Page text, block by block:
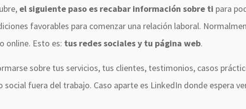
el siguiente paso es recabar información sobre ti para
favorables para comenzar una relación laboral.
online. Esto es: tus redes sociales y tu página web.
sobre tus servicios, tus clientes, testimonios, casos
fuera del trabajo. Caso aparte es LinkedIn donde espera